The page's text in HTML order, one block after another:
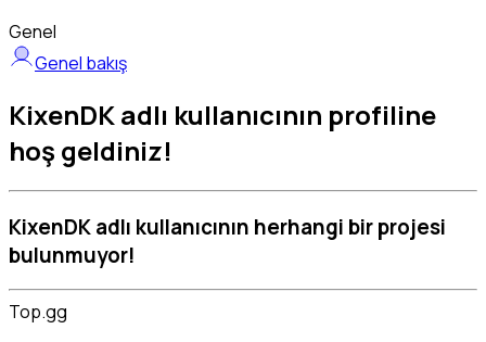
Genel
Genel bakış
KixenDK adlı kullanıcının profiline
hoş geldiniz!
KixenDK adlı kullanıcının herhangi bir projesi
bulunmuyor!
Top.gg